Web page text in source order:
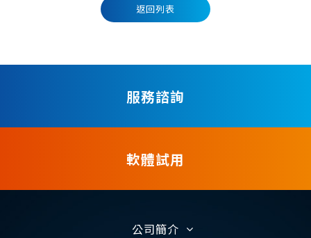
返回列表
服務諮詢
軟體試用
公司簡介